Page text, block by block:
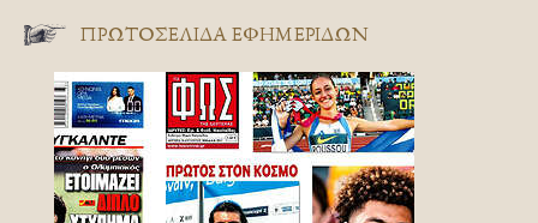
ΠΡΩΤΟΣΈΛΙΔΑ ΕΦΗΜΕΡΊΔΩΝ